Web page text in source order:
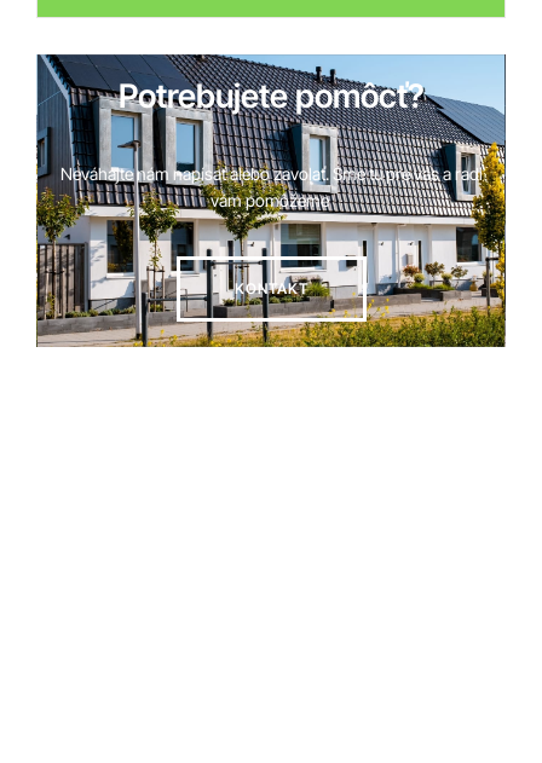
Potrebujete pomôcť?
Neváhajte nám napísať alebo zavolať. Sme tu pre vás a radi
vám pomôžeme
KONTAKT